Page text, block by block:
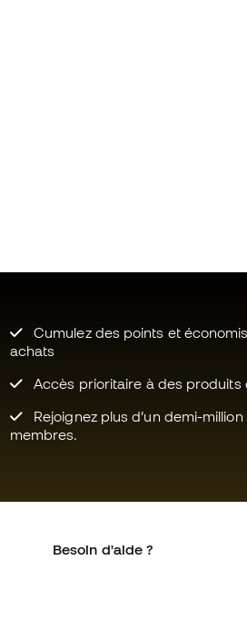
Cumulez des points et
achats
Accès prioritaire à des produits
Rejoignez plus d’un demi-
membres.
Besoin d'aide ?